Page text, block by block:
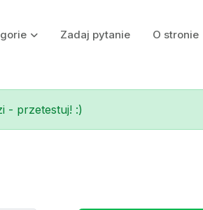
Zadaj pytanie O stronie
- przetestuj! :)